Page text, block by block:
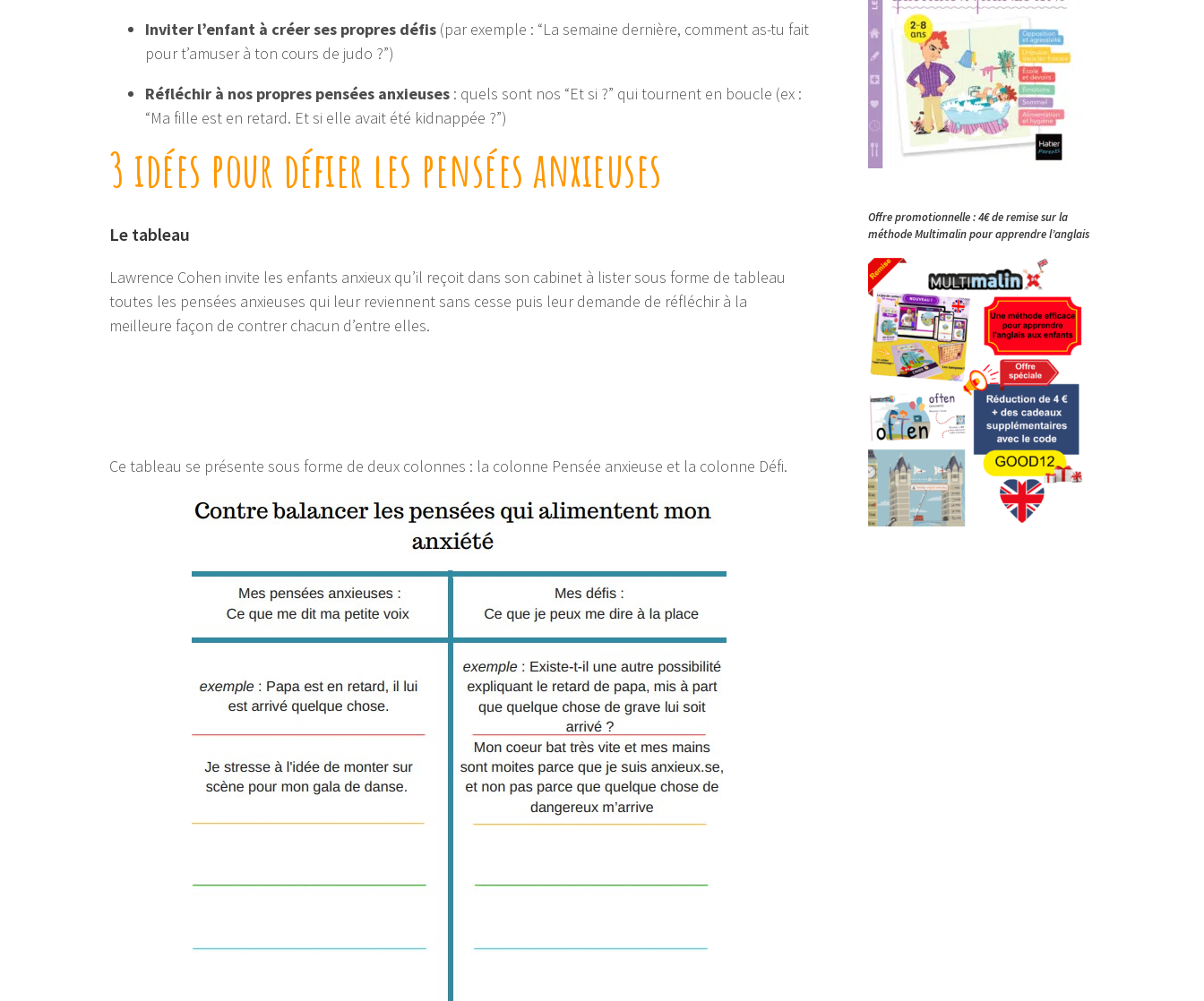
Inviter l’enfant à créer ses propres défis (par exemple : “La semaine dernière, comment as-tu fait
pour t’amuser à ton cours de judo ?”)
Réfléchir à nos propres pensées anxieuses : quels sont nos “Et si ?” qui tournent en boucle (ex :
“Ma fille est en retard. Et si elle avait été kidnappée ?”)
3 idées pour défier les pensées anxieuses
Le tableau
Lawrence Cohen invite les enfants anxieux qu’il reçoit dans son cabinet à lister sous forme de tableau
toutes les pensées anxieuses qui leur reviennent sans cesse puis leur demande de réfléchir à la
meilleure façon de contrer chacun d’entre elles.
Ce tableau se présente sous forme de deux colonnes : la colonne Pensée anxieuse et la colonne Défi.
Offre promotionnelle : 4€ de remise sur la
méthode Multimalin pour apprendre l’anglais